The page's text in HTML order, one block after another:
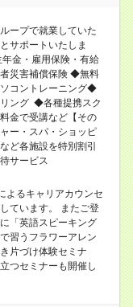
ープで就業していた
サポートいたしま
金・雇用保険・有給
災害補償保険 ◆無料
コントレーニング◆
ング ◆各種提携スク
金で受講など【その
ー・スパ・ショッピ
ど各施設を特別割引
サービス
よるキャリアカウンセ
ています。 またご登
「英語スピーキング
習うフラワーアレン
片づけ体験セミナ
つセミナーも開催し